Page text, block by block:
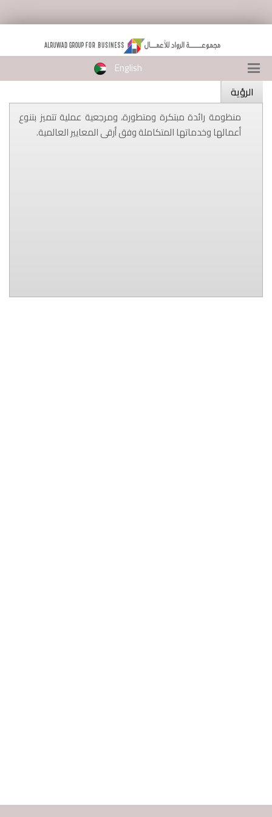
English
الرؤية
منظومة رائدة مبتكرة ومتطورة، ومرجعية عملية تتميز بتنوع
أعمالها وخدماتها المتكاملة وفق أرقى المعايير العالمية.